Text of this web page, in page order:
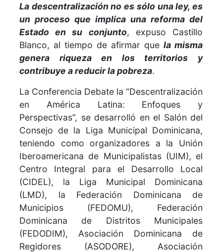
La descentralización no es sólo una ley, es
un proceso que implica una reforma del
Estado en su conjunto, expuso Castillo
Blanco, al tiempo de afirmar que la misma
genera riqueza en los territorios y
contribuye a reducir la pobreza.
La Conferencia Debate la “Descentralización
en América Latina: Enfoques y
Perspectivas”, se desarrolló en el Salón del
Consejo de la Liga Municipal Dominicana,
teniendo como organizadores a la Unión
Iberoamericana de Municipalistas (UIM), el
Centro Integral para el Desarrollo Local
(CIDEL), la Liga Municipal Dominicana
(LMD), la Federación Dominicana de
Municipios (FEDOMU), Federación
Dominicana de Distritos Municipales
(FEDODIM), Asociación Dominicana de
Regidores (ASODORE), Asociación